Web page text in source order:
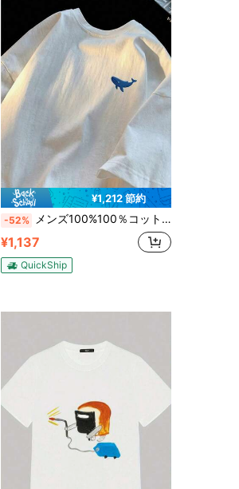
¥1,212 節約
-52% メンズ100%100％コットン T シャツ -ラウンドネック T シャツ,カジュアルウェアとフォーマルウェアに適しています。 ,通気性の良い夏の必需品トップス,T シャツ,日常通勤用服装,シンプルなクジラ柄プリント,柔らかい素材,多機能衣料品,ファッショントレンド,耐久性のある構造,基礎 T シャツ,ストリートスタイル,200G 純印,日本印刷.メンズ tシャツ おもしろtシャツ tシャツ y2k 半袖
¥1,137
QuickShip